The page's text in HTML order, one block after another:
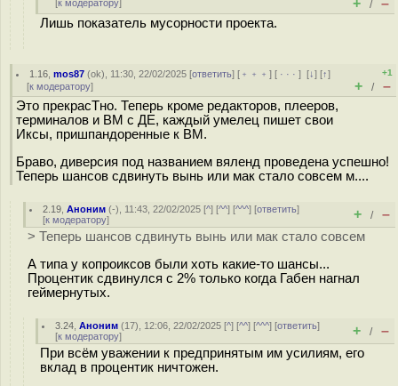
[к модератору] + / –
Лишь показатель мусорности проекта.
1.16 ,mos87 (ok), 11:30, 22/02/2025 [ответить] [ ﹢﹢﹢] [ · · ·][↓] [↑]
[к модератору]
+1
+ / –
Это прекрасТно. Теперь кроме редакторов, плееров,
терминалов и ВМ с ДЕ, каждый умелец пишет свои
Иксы, пришпандоренные к ВМ.
Браво, диверсия под названием вяленд проведена успешно!
Теперь шансов сдвинуть вынь или мак стало совсем м....
2.19 ,Аноним (-), 11:43, 22/02/2025 [^] [^^] [^^^] [ответить]
[к модератору] + / –
> Теперь шансов сдвинуть вынь или мак стало совсем
А типа у копроиксов были хоть какие-то шансы...
Процентик сдвинулся с 2% только когда Габен нагнал
геймернутых.
3.24 ,Аноним (17), 12:06, 22/02/2025 [^] [^^] [^^^] [ответить]
[к модератору] + / –
При всём уважении к предпринятым им усилиям, его
вклад в процентик ничтожен.